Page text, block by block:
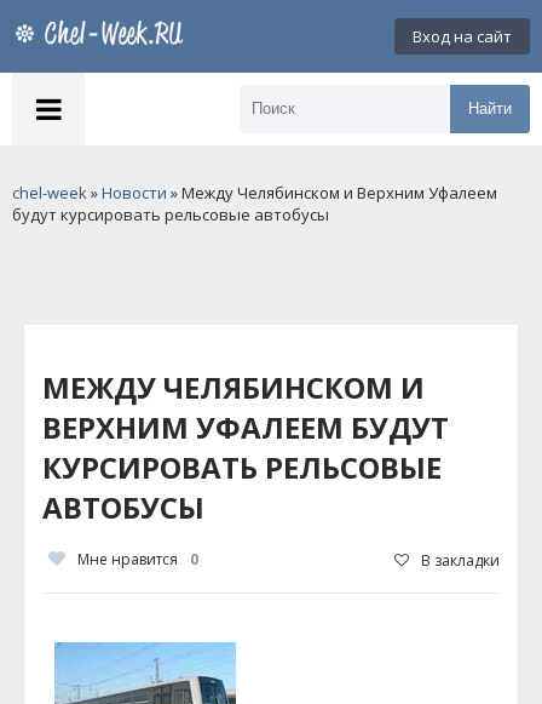
Вход на сайт
Найти
chel-week»Новости » Между Челябинском и Верхним Уфалеем
будут курсировать рельсовые автобусы
МЕЖДУ ЧЕЛЯБИНСКОМ И
ВЕРХНИМ УФАЛЕЕМ БУДУТ
КУРСИРОВАТЬ РЕЛЬСОВЫЕ
АВТОБУСЫ
Мне нравится 0 В закладки